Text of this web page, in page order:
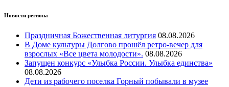
Новости региона
Праздничная Божественная литургия 08.08.2026
В Доме культуры Долгово прошёл ретро-вечер для
взрослых «Все цвета молодости». 08.08.2026
Запущен конкурс «Улыбка России. Улыбка единства»
08.08.2026
Дети из рабочего поселка Горный побывали в музее